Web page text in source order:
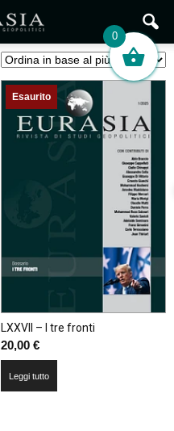
Esaurito
LXXVII – I tre fronti
20,00 €
Leggi tutto
0